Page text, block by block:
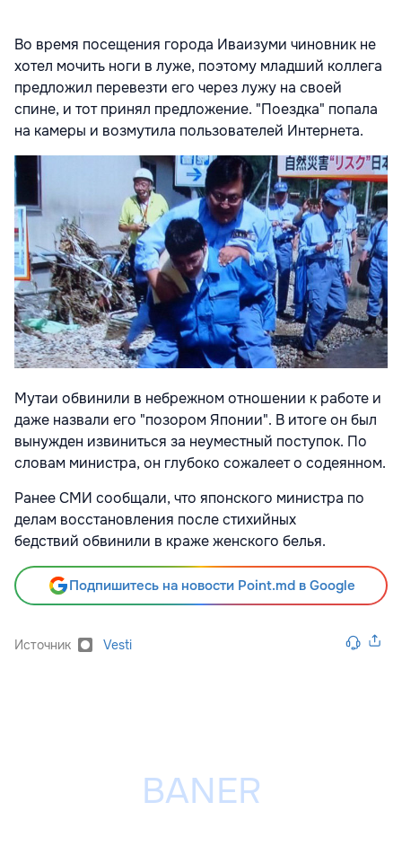
Во время посещения города Иваизуми чиновник не
хотел мочить ноги в луже, поэтому младший коллега
предложил перевезти его через лужу на своей
спине, и тот принял предложение. "Поездка" попала
на камеры и возмутила пользователей Интернета.
Мутаи обвинили в небрежном отношении к работе и
даже назвали его "позором Японии". В итоге он был
вынужден извиниться за неуместный поступок. По
словам министра, он глубоко сожалеет о содеянном.
Ранее СМИ сообщали, что японского министра по
делам восстановления после стихийных
бедствий обвинили в краже женского белья.
Подпишитесь на новости Point.md в Google
Источник Vesti